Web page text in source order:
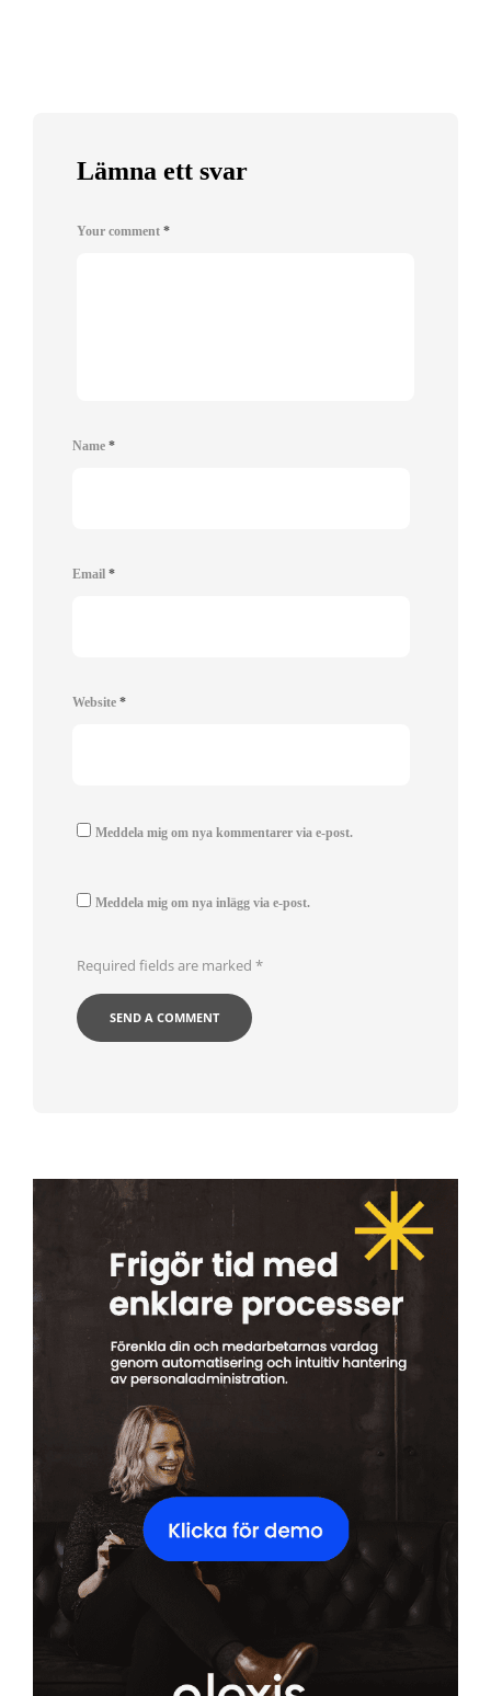
Lämna ett svar
Your comment *
Name *
Email *
Website *
Meddela mig om nya kommentarer via e-post.
Meddela mig om nya inlägg via e-post.
Required fields are marked *